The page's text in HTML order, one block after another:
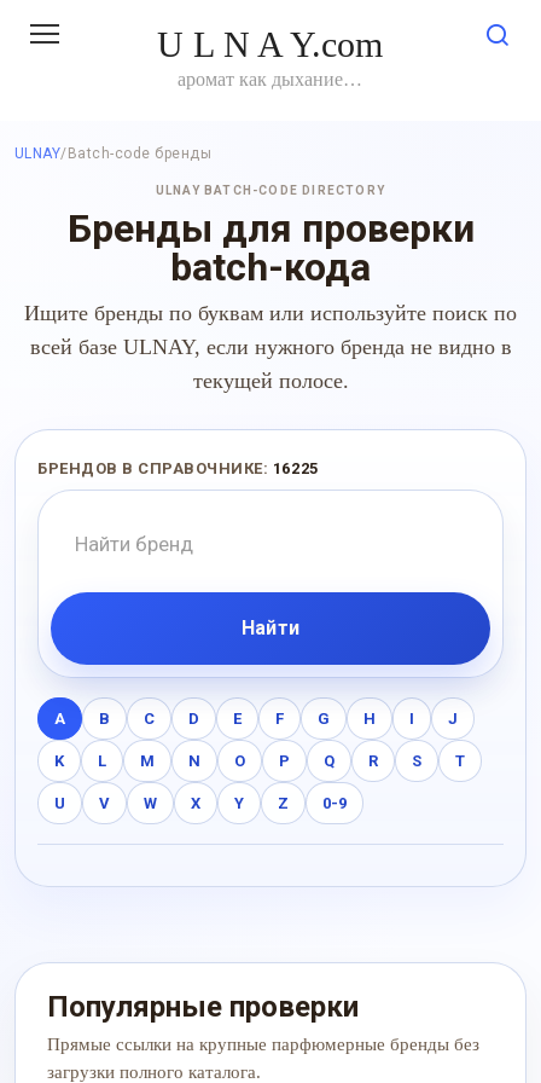
U L N A Y.com
аромат как дыхание…
ULNAY/ Batch-code бренды
ULNAY BATCH-CODE DIRECTORY
Бренды для проверки
batch-кода
Ищите бренды по буквам или используйте поиск по
всей базе ULNAY, если нужного бренда не видно в
текущей полосе.
БРЕНДОВ В СПРАВОЧНИКЕ: 16225
Найти
A B C D E F G H I J
K L M N O P Q R S T
U V W X Y Z 0-9
Популярные проверки
Прямые ссылки на крупные парфюмерные бренды без
загрузки полного каталога.